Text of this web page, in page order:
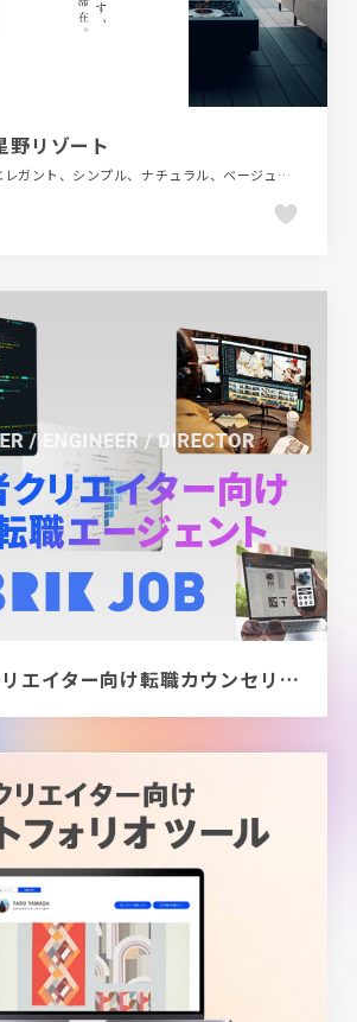
野リゾート
LP・特集ページ、エレガント、シンプル、ナチュラル、ベージュ・ゴールド系、ホワイト系、大きめ写真、旅行・ホテル・観光
[PR]経験者クリエイター向け転職カウンセリング｜デザイナー / ディレクター / エンジニア